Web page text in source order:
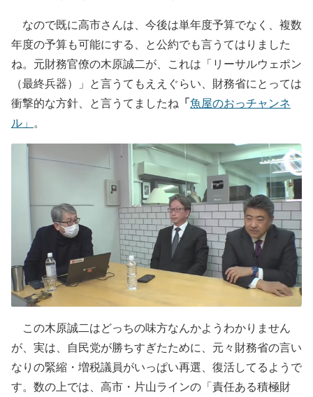
なので既に高市さんは、今後は単年度予算でなく、複数
年度の予算も可能にする、と公約でも言うてはりました
ね。元財務官僚の木原誠二が、これは「リーサルウェポン
（最終兵器）」と言うてもええぐらい、財務省にとっては
衝撃的な方針、と言うてましたね 「魚屋のおっチャンネ
ル」 。
この木原誠二はどっちの味方なんかようわかりません
が、実は、自民党が勝ちすぎたために、元々財務省の言い
なりの緊縮・増税議員がいっぱい再選、復活してるようで
す。数の上では、高市・片山ラインの「責任ある積極財